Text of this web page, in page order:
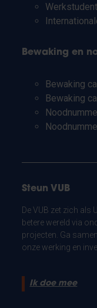
Bewaking en
Bewaking
Bewaking
Steun VUB
De VUB zet zich als
betere wereld via
projecten. Ga
onze werking en
Ik doe mee